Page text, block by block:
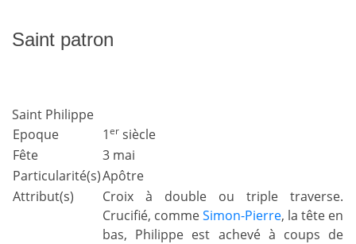
Saint patron
Saint Philippe
Epoque
1er siècle
Fête
3 mai
Particularité(s)Apôtre
Attribut(s)
Croix à double ou triple traverse.
Crucifié, commeSimon-Pierre, la tête en
bas, Philippe est achevé à coups de